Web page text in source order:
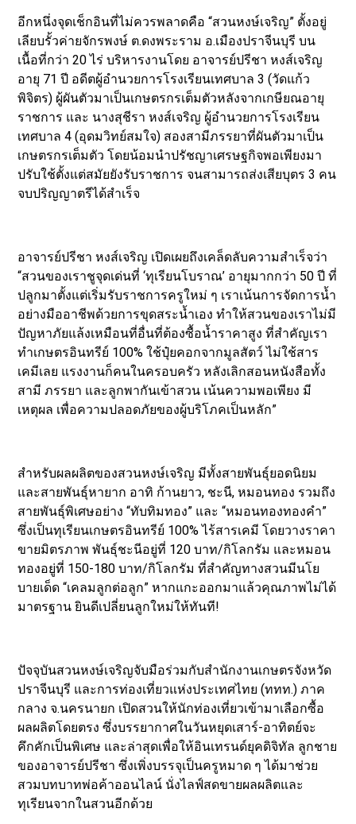
อีกหนึ่งจุดเช็กอินที่ไม่ควรพลาดคือ “สวนหงษ์เจริญ” ตั้งอยู่
เลียบรั้วค่ายจักรพงษ์ ต.ดงพระราม อ.เมืองปราจีนบุรี บน
เนื้อที่กว่า 20 ไร่ บริหารงานโดย อาจารย์ปรีชา หงส์เจริญ
อายุ 71 ปี อดีตผู้อำนวยการโรงเรียนเทศบาล 3 (วัดแก้ว
พิจิตร) ผู้ผันตัวมาเป็นเกษตรกรเต็มตัวหลังจากเกษียณอายุ
ราชการ และ นางสุชีรา หงส์เจริญ ผู้อำนวยการโรงเรียน
เทศบาล 4 (อุดมวิทย์สมใจ) สองสามีภรรยาที่ผันตัวมาเป็น
เกษตรกรเต็มตัว โดยน้อมนำปรัชญาเศรษฐกิจพอเพียงมา
ปรับใช้ตั้งแต่สมัยยังรับราชการ จนสามารถส่งเสียบุตร 3 คน
จบปริญญาตรีได้สำเร็จ
อาจารย์ปรีชา หงส์เจริญ เปิดเผยถึงเคล็ดลับความสำเร็จว่า
“สวนของเราชูจุดเด่นที่ ‘ทุเรียนโบราณ’ อายุมากกว่า 50 ปี ที่
ปลูกมาตั้งแต่เริ่มรับราชการครูใหม่ ๆ เราเน้นการจัดการน้ำ
อย่างมืออาชีพด้วยการขุดสระน้ำเอง ทำให้สวนของเราไม่มี
ปัญหาภัยแล้งเหมือนที่อื่นที่ต้องซื้อน้ำราคาสูง ที่สำคัญเรา
ทำเกษตรอินทรีย์ 100% ใช้ปุ๋ยคอกจากมูลสัตว์ ไม่ใช้สาร
เคมีเลย แรงงานก็คนในครอบครัว หลังเลิกสอนหนังสือทั้ง
สามี ภรรยา และลูกพากันเข้าสวน เน้นความพอเพียง มี
เหตุผล เพื่อความปลอดภัยของผู้บริโภคเป็นหลัก”
สำหรับผลผลิตของสวนหงษ์เจริญ มีทั้งสายพันธุ์ยอดนิยม
และสายพันธุ์หายาก อาทิ ก้านยาว, ชะนี, หมอนทอง รวมถึง
สายพันธุ์พิเศษอย่าง “ทับทิมทอง” และ “หมอนทองทองคำ”
ซึ่งเป็นทุเรียนเกษตรอินทรีย์ 100% ไร้สารเคมี โดยวางราคา
ขายมิตรภาพ พันธุ์ชะนีอยู่ที่ 120 บาท/กิโลกรัม และหมอน
ทองอยู่ที่ 150-180 บาท/กิโลกรัม ที่สำคัญทางสวนมีนโย
บายเด็ด “เคลมลูกต่อลูก” หากแกะออกมาแล้วคุณภาพไม่ได้
มาตรฐาน ยินดีเปลี่ยนลูกใหม่ให้ทันที!
ปัจจุบันสวนหงษ์เจริญจับมือร่วมกับสำนักงานเกษตรจังหวัด
ปราจีนบุรี และการท่องเที่ยวแห่งประเทศไทย (ททท.) ภาค
กลาง จ.นครนายก เปิดสวนให้นักท่องเที่ยวเข้ามาเลือกซื้อ
ผลผลิตโดยตรง ซึ่งบรรยากาศในวันหยุดเสาร์-อาทิตย์จะ
คึกคักเป็นพิเศษ และล่าสุดเพื่อให้อินเทรนด์ยุคดิจิทัล ลูกชาย
ของอาจารย์ปรีชา ซึ่งเพิ่งบรรจุเป็นครูหมาด ๆ ได้มาช่วย
สวมบทบาทพ่อค้าออนไลน์ นั่งไลฟ์สดขายผลผลิตและ
ทุเรียนจากในสวนอีกด้วย